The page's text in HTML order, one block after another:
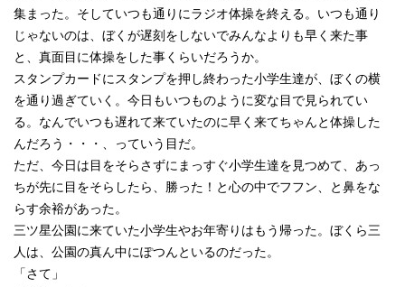
集まった。そしていつも通りにラジオ体操を終える。いつも通り
じゃないのは、ぼくが遅刻をしないでみんなよりも早く来た事
と、真面目に体操をした事くらいだろうか。
スタンプカードにスタンプを押し終わった小学生達が、ぼくの横
を通り過ぎていく。今日もいつものように変な目で見られてい
る。なんでいつも遅れて来ていたのに早く来てちゃんと体操した
んだろう・・・、っていう目だ。
ただ、今日は目をそらさずにまっすぐ小学生達を見つめて、あっ
ちが先に目をそらしたら、勝った！と心の中でフフン、と鼻をな
らす余裕があった。
三ツ星公園に来ていた小学生やお年寄りはもう帰った。ぼくら三
人は、公園の真ん中にぽつんといるのだった。
「さて」